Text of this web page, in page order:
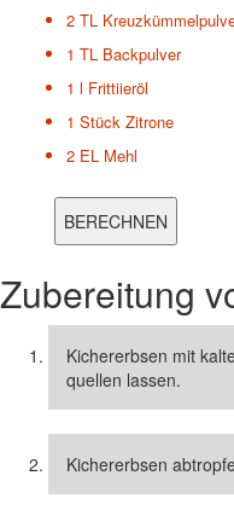
2 TL
1 TL Backpulver
1 l Frittiieröl
1 Stück Zitrone
2 EL Mehl
Zubereitung
Kichererbsen mit
quellen lassen.
Kichererbsen